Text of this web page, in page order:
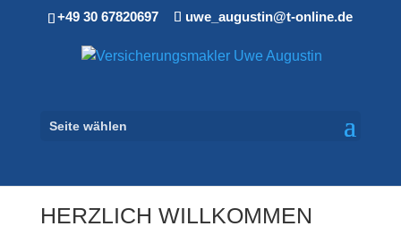
+49 30 67820697 uwe_augustin@t-online.de
Seite wählen
HERZLICH WILLKOMMEN